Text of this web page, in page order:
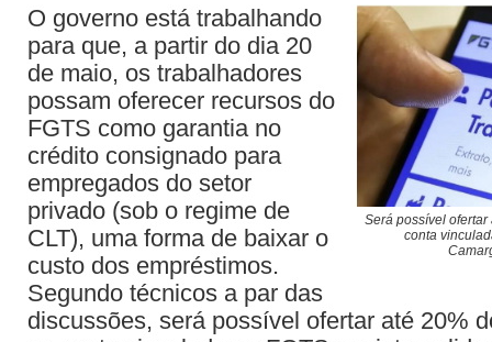
Será possível
conta
O governo está trabalhando
para que, a partir do dia 20
de maio, os trabalhadores
possam oferecer recursos do
FGTS como garantia no
crédito consignado para
empregados do setor
privado (sob o regime de
CLT), uma forma de baixar o
custo dos empréstimos.
Segundo técnicos a par das
discussões, será possível ofertar até 20%